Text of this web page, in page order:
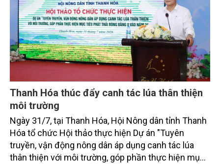
Thanh Hóa thúc đẩy canh tác lúa thân thiện
môi trường
Ngày 31/7, tại Thanh Hóa, Hội Nông dân tỉnh Thanh
Hóa tổ chức Hội thảo thực hiện Dự án "Tuyên
truyền, vận động nông dân áp dụng canh tác lúa
thân thiện với môi trường, góp phần thực hiện mục